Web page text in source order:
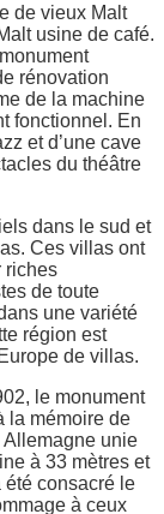
de vieux Malt
usine de café.
rénovation
de la machine
fonctionnel. En
et d’une cave
du théâtre
dans le sud et
Ces villas ont
riches
de toute
une variété
région est
de villas.
le monument
la mémoire de
Allemagne unie
à 33 mètres et
été consacré le
à ceux